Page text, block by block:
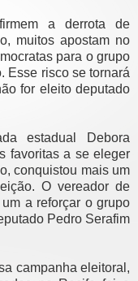
a derrota de
muitos apostam no
para o grupo
Esse risco se tornará
for eleito deputado
estadual Debora
favoritas a se eleger
conquistou mais um
O vereador de
a reforçar o grupo
Pedro Serafim
campanha eleitoral,